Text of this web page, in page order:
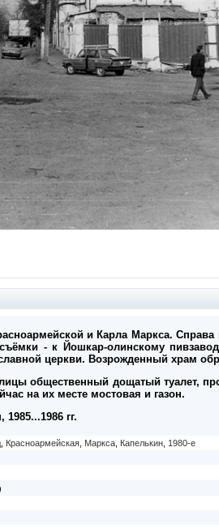
и Карла Маркса.
- к Йошкар-олинскому
церкви. Возрожденный храм
общественный дощатый туалет,
на их месте мостовая и газон.
гг.
Красноармейская Маркса Капелькин 1980-е